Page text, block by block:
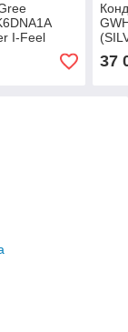
I-Feel
37